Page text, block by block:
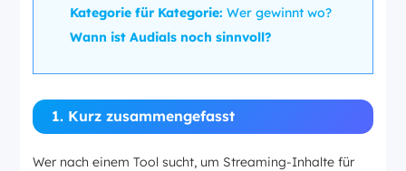
Kategorie für Kategorie: Wer gewinnt wo?
Wann ist Audials noch sinnvoll?
1. Kurz zusammengefasst
Wer nach einem Tool sucht, um Streaming-Inhalte für